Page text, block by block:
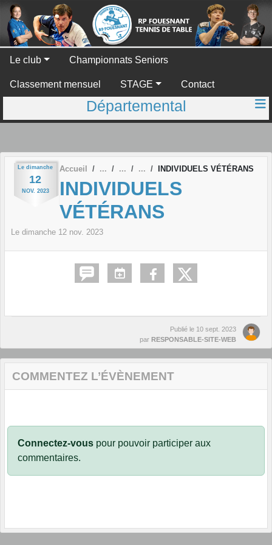
Le club Championnats Seniors
Classement mensuel STAGE Contact
Départemental
Le dimanche
12
NOV. 2023
Accueil INDIVIDUELS VÉTÉRANS
INDIVIDUELS
VÉTÉRANS
Le dimanche 12 nov. 2023
Publié le 10 sept. 2023
par RESPONSABLE-SITE-WEB
COMMENTEZ L’ÉVÈNEMENT
Connectez-vous pour pouvoir participer aux
commentaires.
Panneau de gestion des cookies